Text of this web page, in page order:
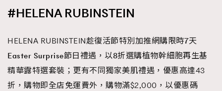
#HELENA RUBINSTEIN
HELENA RUBINSTEIN趁復活節特別加推網購限時7天
Easter Surprise節日禮遇 ，以8折選購植物幹細胞再生基
精華露特選套裝；更有不同獨家美肌禮遇，優惠高達43
折，購物即全店免運費外，購物滿$2,000，以優惠碼